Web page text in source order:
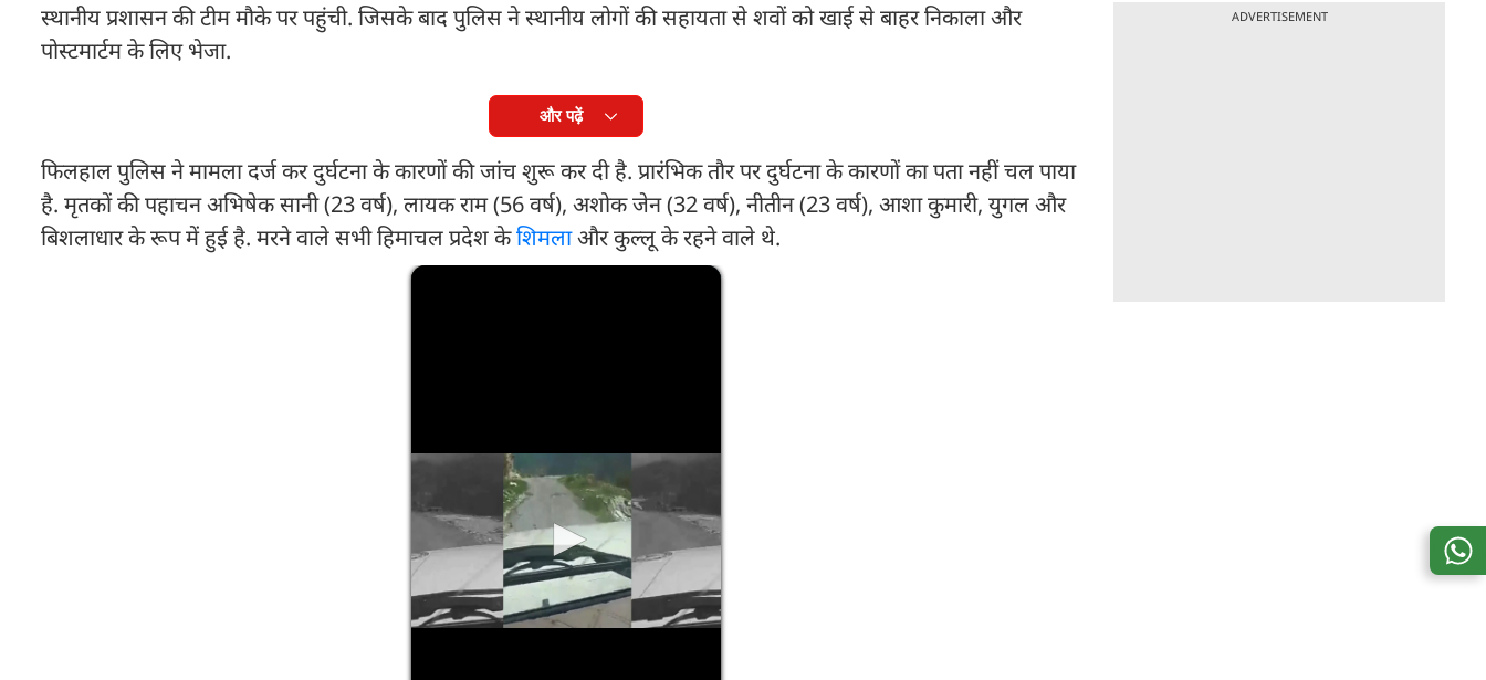
स्थानीय प्रशासन की टीम मौके पर पहुंची. जिसके बाद पुलिस ने स्थानीय लोगों की सहायता से शवों को खाई से बाहर निकाला और
पोस्टमार्टम के लिए भेजा.
और पढ़ें
फिलहाल पुलिस ने मामला दर्ज कर दुर्घटना के कारणों की जांच शुरू कर दी है. प्रारंभिक तौर पर दुर्घटना के कारणों का पता नहीं चल पाया
है. मृतकों की पहाचन अभिषेक सानी (23 वर्ष), लायक राम (56 वर्ष), अशोक जेन (32 वर्ष), नीतीन (23 वर्ष), आशा कुमारी, युगल और
बिशलाधार के रूप में हुई है. मरने वाले सभी हिमाचल प्रदेश केशिमलाऔर कुल्लू के रहने वाले थे.
ADVERTISEMENT